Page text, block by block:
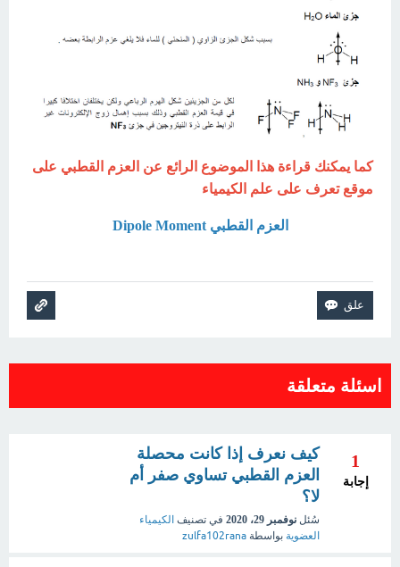
كما يمكنك قراءة هذا الموضوع الرائع عن العزم القطبي على
موقع تعرف على علم الكيمياء
العزم القطبي Dipole Moment
اسئلة متعلقة
1
إجابة
كيف نعرف إذا كانت محصلة
العزم القطبي تساوي صفر أم
لا؟
سُئل نوفمبر 29، 2020 في تصنيف الكيمياء
العضوية بواسطة zulfa102rana